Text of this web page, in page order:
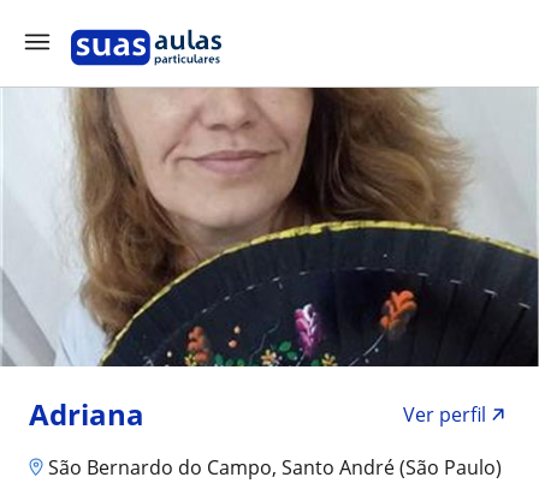
Adriana
Ver perfil
São Bernardo do Campo, Santo André (São Paulo)